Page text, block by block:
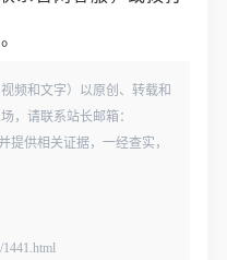
频和文字）以原创、转载和
，请联系站长邮箱：
提供相关证据，一经查实，